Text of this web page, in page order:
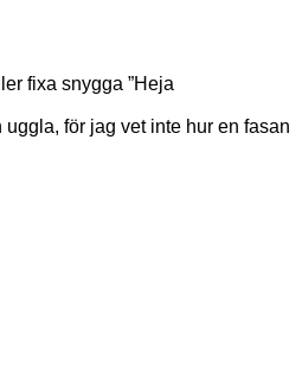
fixa snygga ”Heja
för jag vet inte hur en fasan